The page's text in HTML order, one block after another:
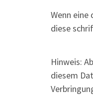
Wenn eine
diese
Hinweis:
diesem